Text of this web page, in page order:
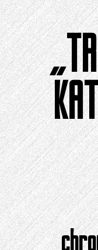
Pereiti
prie
turinio